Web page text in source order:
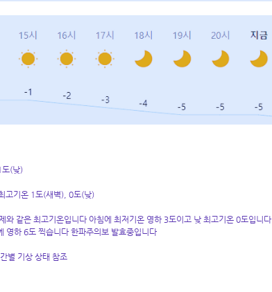
도(낮)
고기온 1도(새벽), 0도(낮)
와 같은 최고기온입니다 아침에 최저기온 영하 3도이고 낮 최고기온 0도입니다
영하 6도 찍습니다 한파주의보 발효중입니다
별 기상 상태 참조